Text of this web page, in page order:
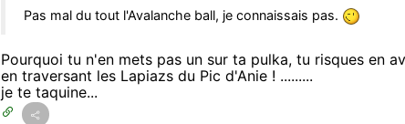
Pas mal du tout l'Avalanche ball, je connaissais pas.
Pourquoi tu n'en mets pas un sur ta pulka, tu risques en
en traversant les Lapiazs du Pic d'Anie ! .........
je te taquine...